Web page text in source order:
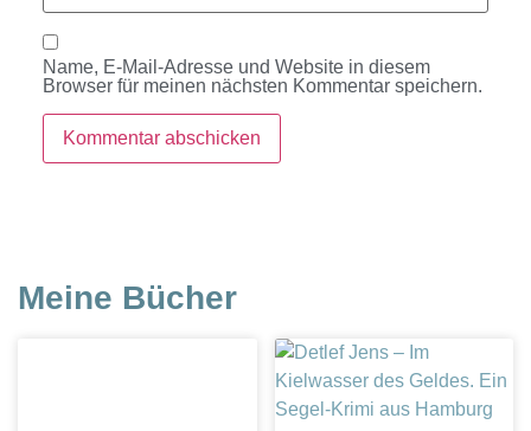
Name, E-Mail-Adresse und Website in diesem
Browser für meinen nächsten Kommentar speichern.
Meine Bücher